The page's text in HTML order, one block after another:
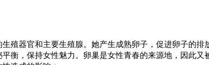
器官和主要生殖腺。她产生成熟卵子，促进卵子的排
衡，保持女性魅力。卵巢是女性青春的来源地，因此又